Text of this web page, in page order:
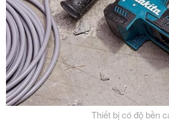
Thiết bị có độ bền